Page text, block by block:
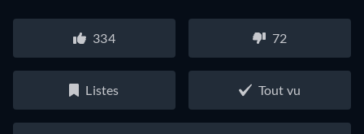
334 72
Listes Tout vu